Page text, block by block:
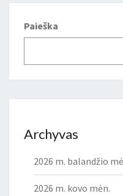
Paieška
Archyvas
2026 m. balandžio
2026 m. kovo mėn.